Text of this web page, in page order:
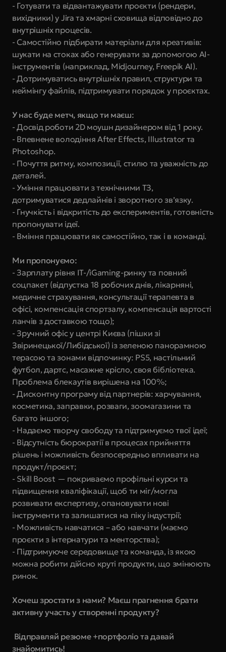
- Готувати та відвантажувати проєкти (рендери,
вихідники) у Jira та хмарні сховища відповідно до
внутрішніх процесів.
- Самостійно підбирати матеріали для креативів:
шукати на стоках або генерувати за допомогою AI-
інструментів (наприклад, Midjourney, Freepik AI).
- Дотримуватись внутрішніх правил, структури та
неймінгу файлів, підтримувати порядок у проєктах.
У нас буде метч, якщо ти маєш:
- Досвід роботи 2D моушн дизайнером від 1 року.
- Впевнене володіння After Effects, Illustrator та
Photoshop.
- Почуття ритму, композиції, стилю та уважність до
деталей.
- Уміння працювати з технічними ТЗ,
дотримуватися дедлайнів і зворотного зв’язку.
- Гнучкість і відкритість до експериментів, готовність
пропонувати ідеї.
- Вміння працювати як самостійно, так і в команді.
Ми пропонуємо:
- Зарплату рівня IT-/iGaming-ринку та повний
соцпакет (відпустка 18 робочих днів, лікарняні,
медичне страхування, консультації терапевта в
офісі, компенсація спортзалу, компенсація вартості
ланчів з доставкою тощо);
- Зручний офіс у центрі Києва (пішки зі
Звіринецької/Либідської) із зеленою панорамною
терасою та зонами відпочинку: PS5, настільний
футбол, дартс, масажне крісло, своя бібліотека.
Проблема блекаутів вирішена на 100%;
- Дисконтну програму від партнерів: харчування,
косметика, заправки, розваги, зоомагазини та
багато іншого;
- Надаємо творчу свободу та підтримуємо твої ідеї;
- Відсутність бюрократії в процесах прийняття
рішень і можливість безпосередньо впливати на
продукт/проєкт;
- Skill Boost — покриваємо профільні курси та
підвищення кваліфікації, щоб ти міг/могла
розвивати експертизу, опановувати нові
інструменти та залишатися на піку індустрії;
- Можливість навчатися – або навчати (маємо
проєкти з інтернатури та менторства);
- Підтримуюче середовище та команда, із якою
можна робити дійсно круті продукти, що змінюють
ринок.
Хочеш зростати з нами? Маєш прагнення брати
активну участь у створенні продукту?
знайомитись!